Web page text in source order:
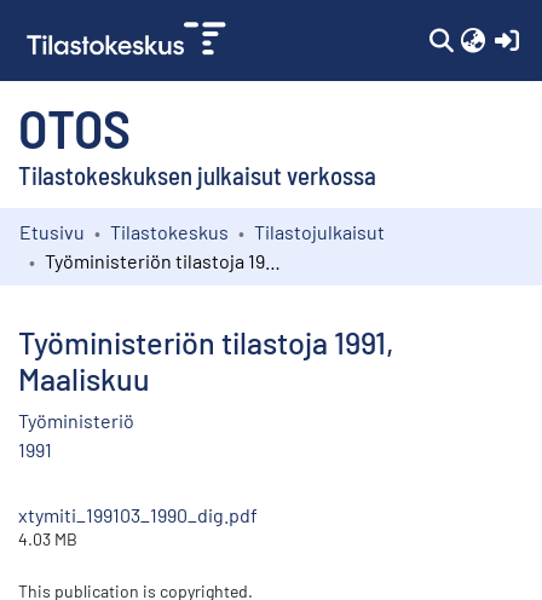
OTOS
Tilastokeskuksen julkaisut verkossa
Kokoelmat
Etusivu Tilastokeskus
Tilastojulkaisut
Työministeriön tilastoja 1991,
Maaliskuu
Työministeriö
1991
xtymiti_199103_1990_dig.pdf
4.03 MB
This publication is copyrighted.